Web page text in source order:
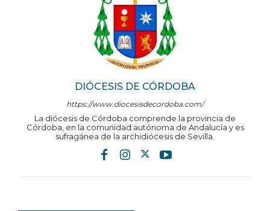
DIÓCESIS DE CÓRDOBA
https://www.diocesisdecordoba.com/
La diócesis de Córdoba comprende la provincia de
Córdoba, en la comunidad autónoma de Andalucía y es
sufragánea de la archidiócesis de Sevilla.